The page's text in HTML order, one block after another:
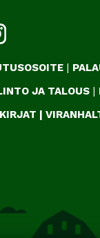
|
JA TALOUS |
|